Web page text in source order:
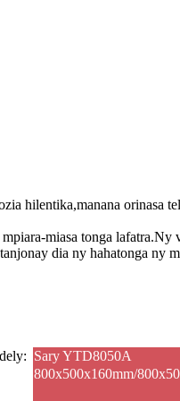
hilentika,manana orinasa
miasa tonga
dia ny hahatonga ny
Sary YTD8050A
800x500x160mm/